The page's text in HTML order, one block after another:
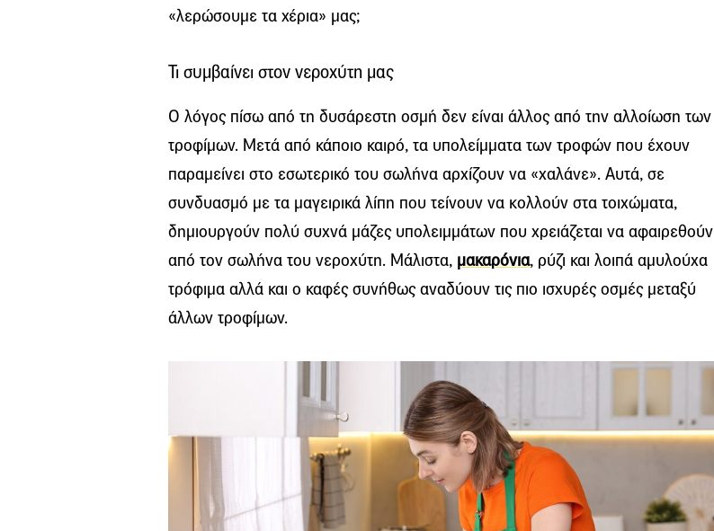
«λερώσουμε τα χέρια» μας;
Τι συμβαίνει στον νεροχύτη μας
Ο λόγος πίσω από τη δυσάρεστη οσμή δεν είναι άλλος από την αλλοίωση των
τροφίμων. Μετά από κάποιο καιρό, τα υπολείμματα των τροφών που έχουν
παραμείνει στο εσωτερικό του σωλήνα αρχίζουν να «χαλάνε». Αυτά, σε
συνδυασμό με τα μαγειρικά λίπη που τείνουν να κολλούν στα τοιχώματα,
δημιουργούν πολύ συχνά μάζες υπολειμμάτων που χρειάζεται να αφαιρεθούν
από τον σωλήνα του νεροχύτη. Μάλιστα, μακαρόνια, ρύζι και λοιπά αμυλούχα
τρόφιμα αλλά και ο καφές συνήθως αναδύουν τις πιο ισχυρές οσμές μεταξύ
άλλων τροφίμων.